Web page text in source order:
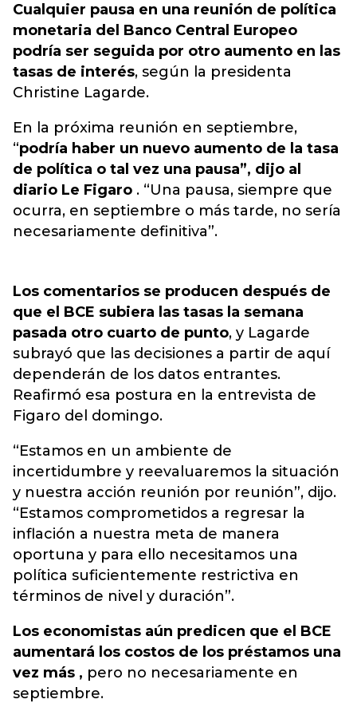
Cualquier pausa en una reunión de política
monetaria del Banco Central Europeo
podría ser seguida por otro aumento en las
tasas de interés, según la presidenta
Christine Lagarde.
En la próxima reunión en septiembre,
“podría haber un nuevo aumento de la tasa
de política o tal vez una pausa”, dijo al
diario Le Figaro . “Una pausa, siempre que
ocurra, en septiembre o más tarde, no sería
necesariamente definitiva”.
Los comentarios se producen después de
que el BCE subiera las tasas la semana
pasada otro cuarto de punto, y Lagarde
subrayó que las decisiones a partir de aquí
dependerán de los datos entrantes.
Reafirmó esa postura en la entrevista de
Figaro del domingo.
“Estamos en un ambiente de
incertidumbre y reevaluaremos la situación
y nuestra acción reunión por reunión”, dijo.
“Estamos comprometidos a regresar la
inflación a nuestra meta de manera
oportuna y para ello necesitamos una
política suficientemente restrictiva en
términos de nivel y duración”.
Los economistas aún predicen que el BCE
aumentará los costos de los préstamos una
vez más , pero no necesariamente en
septiembre.